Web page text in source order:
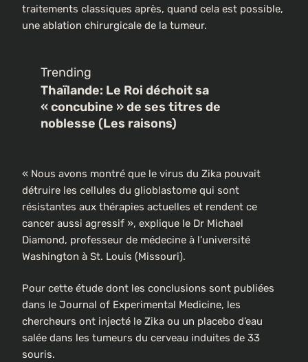
traitements classiques après, quand cela est possible,
une ablation chirurgicale de la tumeur.
Trending
Thaïlande: Le Roi déchoit sa
« concubine » de ses titres de
noblesse (Les raisons)
« Nous avons montré que le virus du Zika pouvait
détruire les cellules du glioblastome qui sont
résistantes aux thérapies actuelles et rendent ce
cancer aussi agressif », explique le Dr Michael
Diamond, professeur de médecine à l’université
Washington à St. Louis (Missouri).
Pour cette étude dont les conclusions sont publiées
dans le Journal of Experimental Medicine, les
chercheurs ont injecté le Zika ou un placebo d’eau
salée dans les tumeurs du cerveau induites de 33
souris.